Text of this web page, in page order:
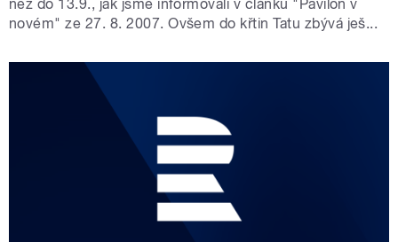
než do 13.9., jak jsme informovali v článku "Pavilon v
novém" ze 27. 8. 2007. Ovšem do křtin Tatu zbývá ješ...